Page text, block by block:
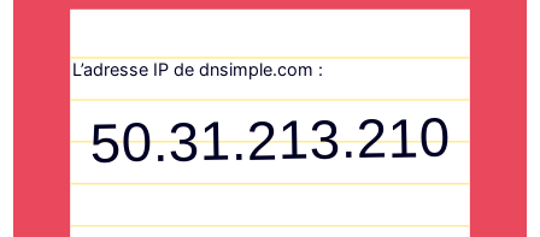
50.31.213.210
L’adresse IP de dnsimple.com :